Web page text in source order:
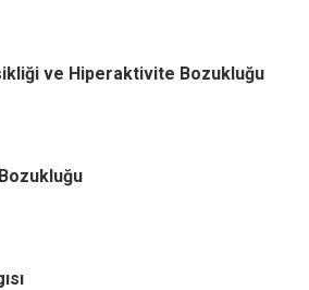
ve Hiperaktivite Bozukluğu